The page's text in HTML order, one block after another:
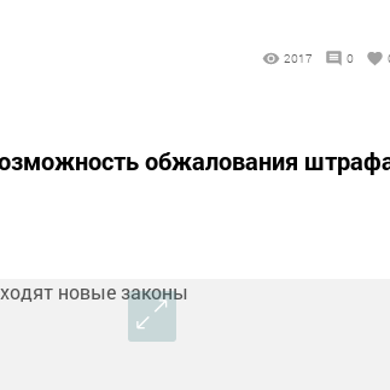
2017 0
обжалования